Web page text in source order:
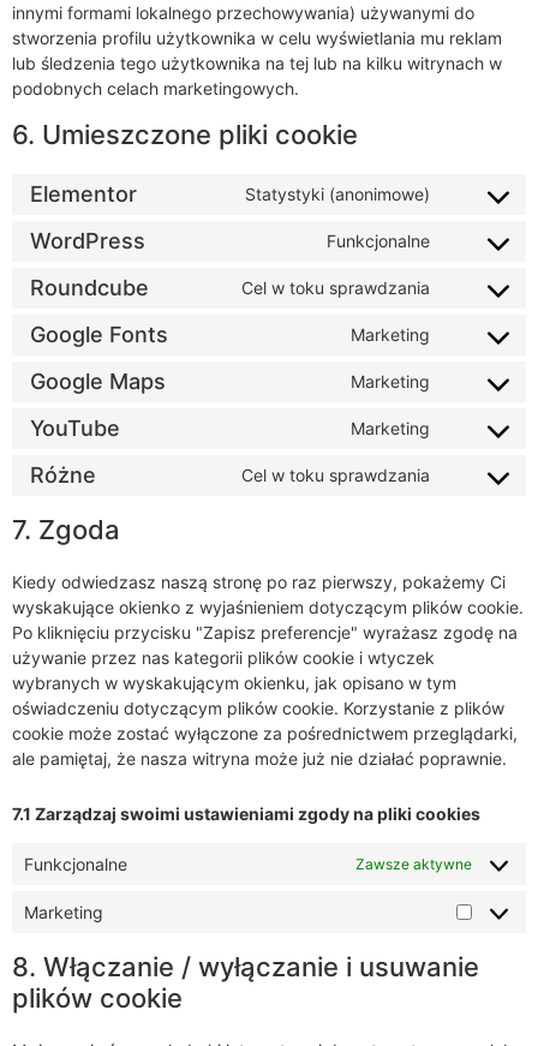
innymi formami lokalnego przechowywania) używanymi do
stworzenia profilu użytkownika w celu wyświetlania mu reklam
lub śledzenia tego użytkownika na tej lub na kilku witrynach w
podobnych celach marketingowych.
6. Umieszczone pliki cookie
Elementor Statystyki (anonimowe)
WordPress Funkcjonalne
Roundcube Cel w toku sprawdzania
Google Fonts Marketing
Google Maps Marketing
YouTube Marketing
Różne Cel w toku sprawdzania
7. Zgoda
Kiedy odwiedzasz naszą stronę po raz pierwszy, pokażemy Ci
wyskakujące okienko z wyjaśnieniem dotyczącym plików cookie.
Po kliknięciu przycisku "Zapisz preferencje" wyrażasz zgodę na
używanie przez nas kategorii plików cookie i wtyczek
wybranych w wyskakującym okienku, jak opisano w tym
oświadczeniu dotyczącym plików cookie. Korzystanie z plików
cookie może zostać wyłączone za pośrednictwem przeglądarki,
ale pamiętaj, że nasza witryna może już nie działać poprawnie.
7.1 Zarządzaj swoimi ustawieniami zgody na pliki cookies
Funkcjonalne Zawsze aktywne
Marketing
8. Włączanie / wyłączanie i usuwanie
plików cookie